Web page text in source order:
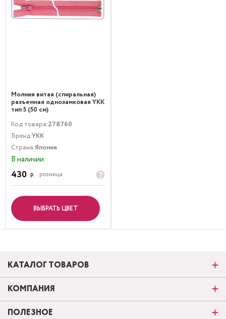
Молния витая (спиральная)
разъемная однозамковая YKK
тип 5 (50 см)
Код товара:278760
Бренд:YKK
Страна:Япония
В наличии
430 р. розница
ВЫБРАТЬ ЦВЕТ
КАТАЛОГ ТОВАРОВ
КОМПАНИЯ
ПОЛЕЗНОЕ